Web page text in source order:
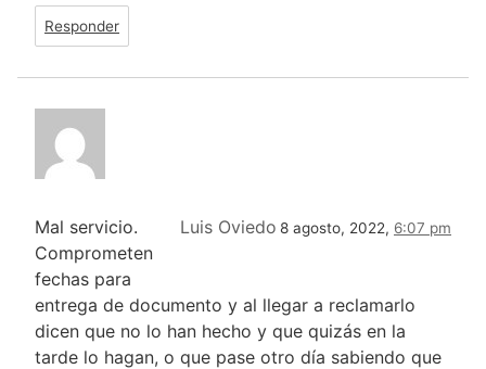
Responder
Luis Oviedo 8 agosto, 2022, 6:07 pm
Mal servicio.
Comprometen
fechas para
entrega de documento y al llegar a reclamarlo
dicen que no lo han hecho y que quizás en la
tarde lo hagan, o que pase otro día sabiendo que